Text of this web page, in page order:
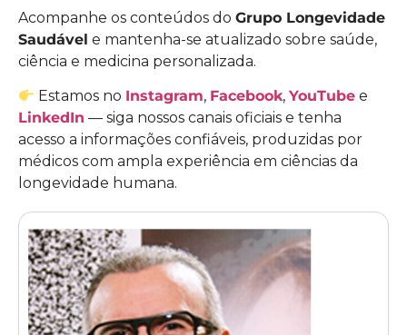
Acompanhe os conteúdos do Grupo Longevidade
Saudável e mantenha-se atualizado sobre saúde,
ciência e medicina personalizada.
Estamos no Instagram, Facebook,YouTube e
LinkedIn — siga nossos canais oficiais e tenha
acesso a informações confiáveis, produzidas por
médicos com ampla experiência em ciências da
longevidade humana.